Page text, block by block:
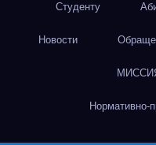
Студенту
Новости
Нормативно-